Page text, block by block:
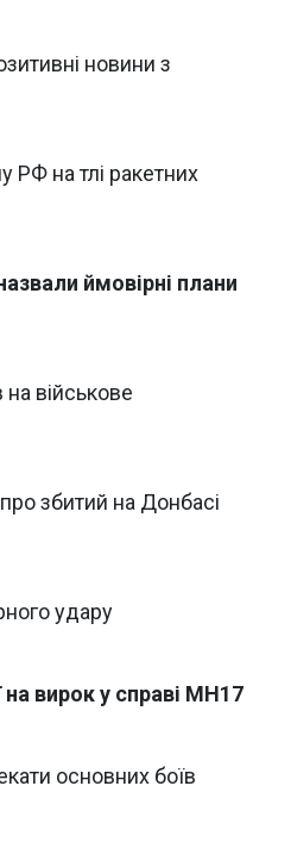
новини з
РФ на тлі ракетних
ймовірні плани
військове
збитий на Донбасі
удару
вирок у справі MH17
основних боїв